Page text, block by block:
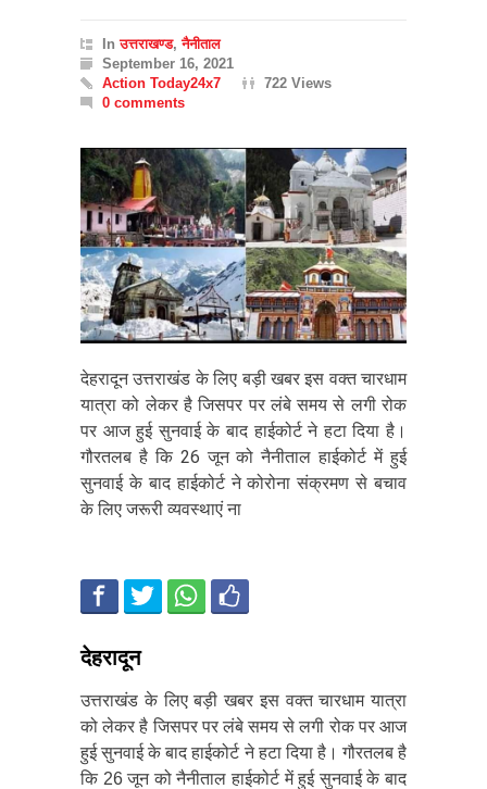
Inउत्तराखण्ड,नैनीताल
September 16, 2021
Action Today24x7
722 Views
0 comments
देहरादून उत्तराखंड के लिए बड़ी खबर इस वक्त चारधाम
यात्रा को लेकर है जिसपर पर लंबे समय से लगी रोक
पर आज हुई सुनवाई के बाद हाईकोर्ट ने हटा दिया है।
गौरतलब है कि 26 जून को नैनीताल हाईकोर्ट में हुई
सुनवाई के बाद हाईकोर्ट ने कोरोना संक्रमण से बचाव
के लिए जरूरी व्यवस्थाएं ना
देहरादून
उत्तराखंड के लिए बड़ी खबर इस वक्त चारधाम यात्रा
को लेकर है जिसपर पर लंबे समय से लगी रोक पर आज
हुई सुनवाई के बाद हाईकोर्ट ने हटा दिया है। गौरतलब है
कि 26 जून को नैनीताल हाईकोर्ट में हुई सुनवाई के बाद